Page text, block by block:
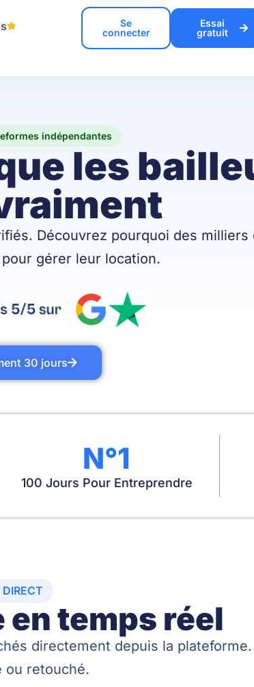
Se
connecter
Essai
gratuit
indépendantes
les
Découvrez pourquoi des milliers
gérer leur location.
30 jours
N°1
100 Jours Pour Entreprendre
en temps réel
directement depuis la
ou retouché.